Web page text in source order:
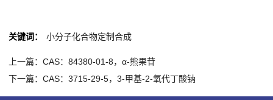
关键词： 小分子化合物定制合成
上一篇：CAS：84380-01-8，α-熊果苷
下一篇：CAS：3715-29-5，3-甲基-2-氧代丁酸钠